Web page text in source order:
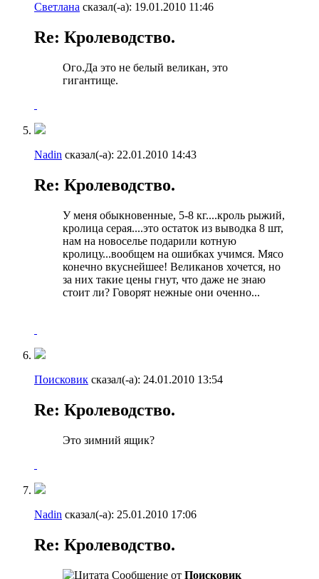
Светлана сказал(-а): 19.01.2010 11:46
Re: Кролеводство.
Ого.Да это не белый великан, это
гигантище.
Nadin сказал(-а): 22.01.2010 14:43
Re: Кролеводство.
У меня обыкновенные, 5-8 кг....кроль рыжий,
кролица серая....это остаток из выводка 8 шт,
нам на новоселье подарили котную
кролицу...вообщем на ошибках учимся. Мясо
конечно вкуснейшее! Великанов хочется, но
за них такие цены гнут, что даже не знаю
стоит ли? Говорят нежные они оченно...
Поисковик сказал(-а): 24.01.2010 13:54
Re: Кролеводство.
Это зимний ящик?
Nadin сказал(-а): 25.01.2010 17:06
Re: Кролеводство.
Сообщение от Поисковик